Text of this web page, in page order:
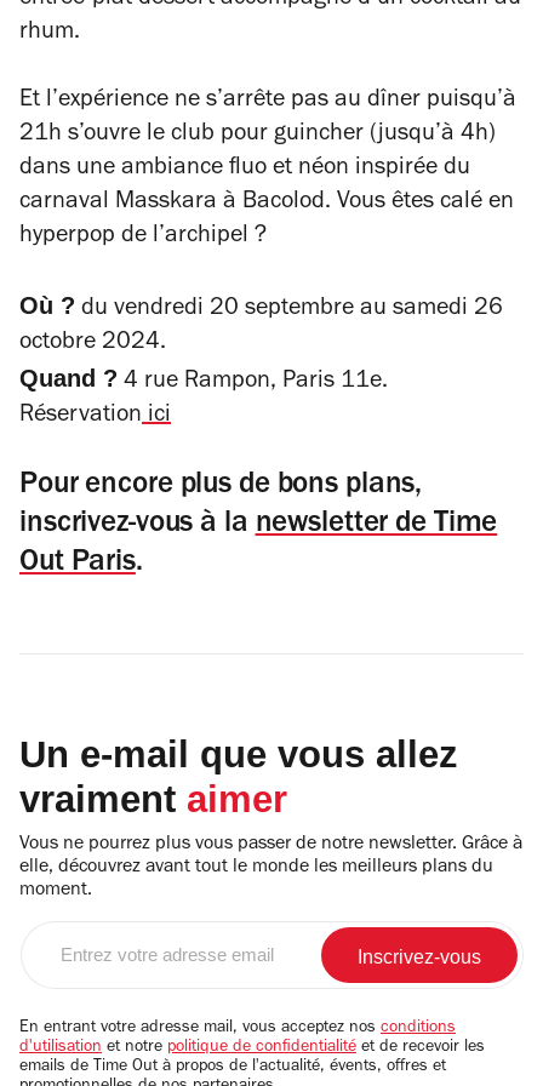
rhum.
Et l’expérience ne s’arrête pas au dîner puisqu’à
21h s’ouvre le club pour guincher (jusqu’à 4h)
dans une ambiance fluo et néon inspirée du
carnaval Masskara à Bacolod. Vous êtes calé en
hyperpop de l’archipel ?
Où ? du vendredi 20 septembre au samedi 26
octobre 2024.
Quand ? 4 rue Rampon, Paris 11e.
Réservation ici
Pour encore plus de bons plans,
inscrivez-vous à lanewsletter de Time
Out Paris.
Un e-mail que vous allez
vraiment aimer
Vous ne pourrez plus vous passer de notre newsletter. Grâce à
elle, découvrez avant tout le monde les meilleurs plans du
moment.
email
En entrant votre adresse mail, vous acceptez nos conditions
d'utilisation et notre politique de confidentialité et de recevoir les
emails de Time Out à propos de l'actualité, évents, offres et